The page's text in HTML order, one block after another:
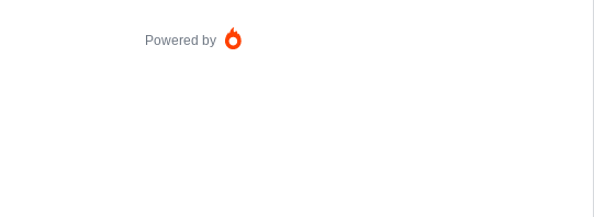
Powered by